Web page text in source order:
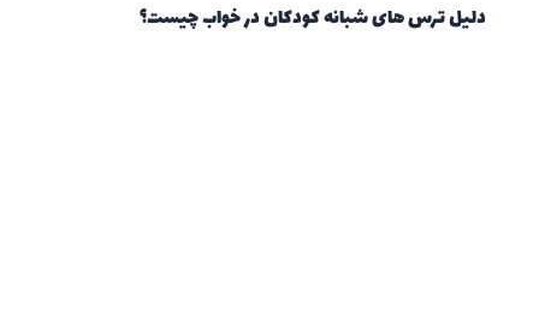
دلیل ترس های شبانه کودکان در خواب چیست؟